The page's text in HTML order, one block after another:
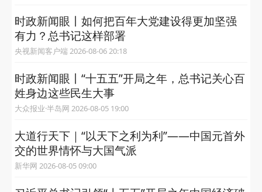
时政新闻眼丨如何把百年大党建设得更加坚强
有力？总书记这样部署
央视新闻客户端 2026-08-06 20:18
时政新闻眼丨“十五五”开局之年，总书记关心百
姓身边这些民生大事
大众报业·半岛网 2026-08-05 19:00
大道行天下｜“以天下之利为利”——中国元首外
交的世界情怀与大国气派
新华网 2026-08-05 09:00